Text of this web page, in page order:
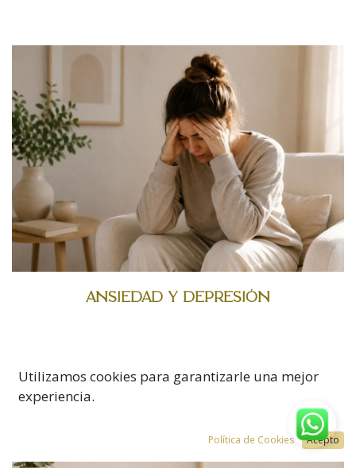
ANSIEDAD Y DEPRESIÓN
Utilizamos cookies para garantizarle una mejor
experiencia.
Política de Cookies Acepto